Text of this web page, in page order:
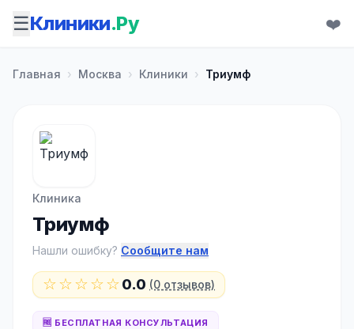
☰Клиники.Ру ❤️
Главная › Москва › Клиники › Триумф
Клиника
Триумф
Нашли ошибку? Сообщите нам
☆☆☆☆☆0.0 (0 отзывов)
🆓 БЕСПЛАТНАЯ КОНСУЛЬТАЦИЯ